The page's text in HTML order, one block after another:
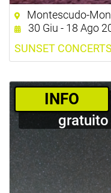
Montescudo-
30 Giu - 18 Ago
SUNSET
­INFO
gratuito